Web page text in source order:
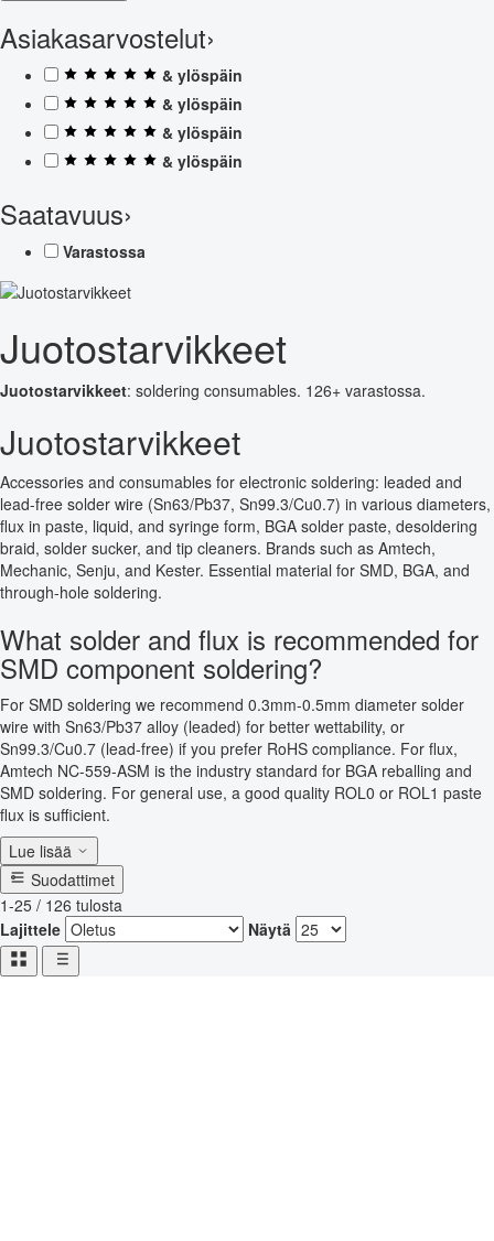
Asiakasarvostelut›
& ylöspäin
& ylöspäin
& ylöspäin
& ylöspäin
Saatavuus›
Varastossa
Juotostarvikkeet
Juotostarvikkeet: soldering consumables. 126+ varastossa.
Juotostarvikkeet
Accessories and consumables for electronic soldering: leaded and
lead-free solder wire (Sn63/Pb37, Sn99.3/Cu0.7) in various diameters,
flux in paste, liquid, and syringe form, BGA solder paste, desoldering
braid, solder sucker, and tip cleaners. Brands such as Amtech,
Mechanic, Senju, and Kester. Essential material for SMD, BGA, and
through-hole soldering.
What solder and flux is recommended for
SMD component soldering?
For SMD soldering we recommend 0.3mm-0.5mm diameter solder
wire with Sn63/Pb37 alloy (leaded) for better wettability, or
Sn99.3/Cu0.7 (lead-free) if you prefer RoHS compliance. For flux,
Amtech NC-559-ASM is the industry standard for BGA reballing and
SMD soldering. For general use, a good quality ROL0 or ROL1 paste
flux is sufficient.
Lue lisää
Suodattimet
1-25 / 126 tulosta
Lajittele
Näytä